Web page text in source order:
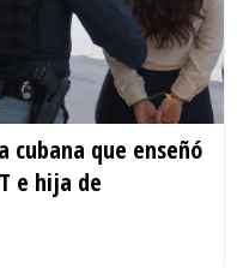
cubana que enseñó
e hija de